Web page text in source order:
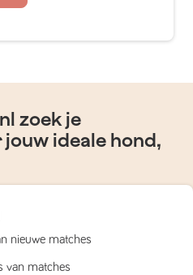
zoek je
ideale hond,
nieuwe matches
van matches